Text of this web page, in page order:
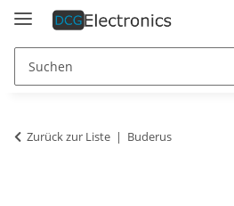
Zurück zur Liste Buderus